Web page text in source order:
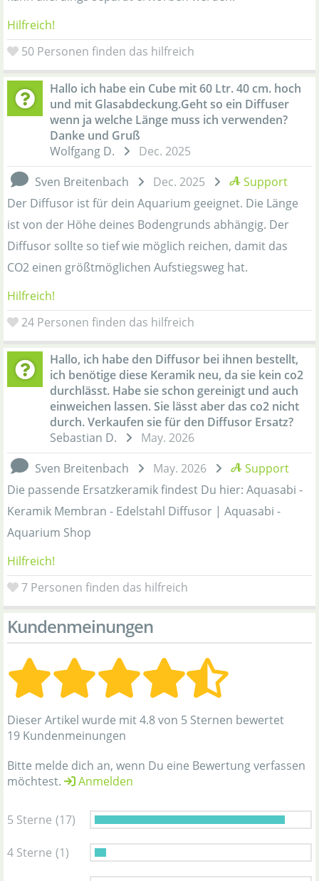
Hilfreich!
50 Personen finden das hilfreich
Hallo ich habe ein Cube mit 60 Ltr. 40 cm. hoch
und mit Glasabdeckung.Geht so ein Diffuser
wenn ja welche Länge muss ich verwenden?
Danke und Gruß
Wolfgang D.
Dec. 2025
Sven Breitenbach
Dec. 2025
Support
Der Diffusor ist für dein Aquarium geeignet. Die Länge
ist von der Höhe deines Bodengrunds abhängig. Der
Diffusor sollte so tief wie möglich reichen, damit das
CO2 einen größtmöglichen Aufstiegsweg hat.
Hilfreich!
24 Personen finden das hilfreich
Hallo, ich habe den Diffusor bei ihnen bestellt,
ich benötige diese Keramik neu, da sie kein co2
durchlässt. Habe sie schon gereinigt und auch
einweichen lassen. Sie lässt aber das co2 nicht
durch. Verkaufen sie für den Diffusor Ersatz?
Sebastian D.
May. 2026
Sven Breitenbach
May. 2026
Support
Die passende Ersatzkeramik findest Du hier: Aquasabi -
Keramik Membran - Edelstahl Diffusor | Aquasabi -
Aquarium Shop
Hilfreich!
7 Personen finden das hilfreich
Kundenmeinungen
Dieser Artikel wurde mit 4.8 von 5 Sternen bewertet
19 Kundenmeinungen
Bitte melde dich an, wenn Du eine Bewertung verfassen
möchtest.
Anmelden
5 Sterne (17)
4 Sterne (1)